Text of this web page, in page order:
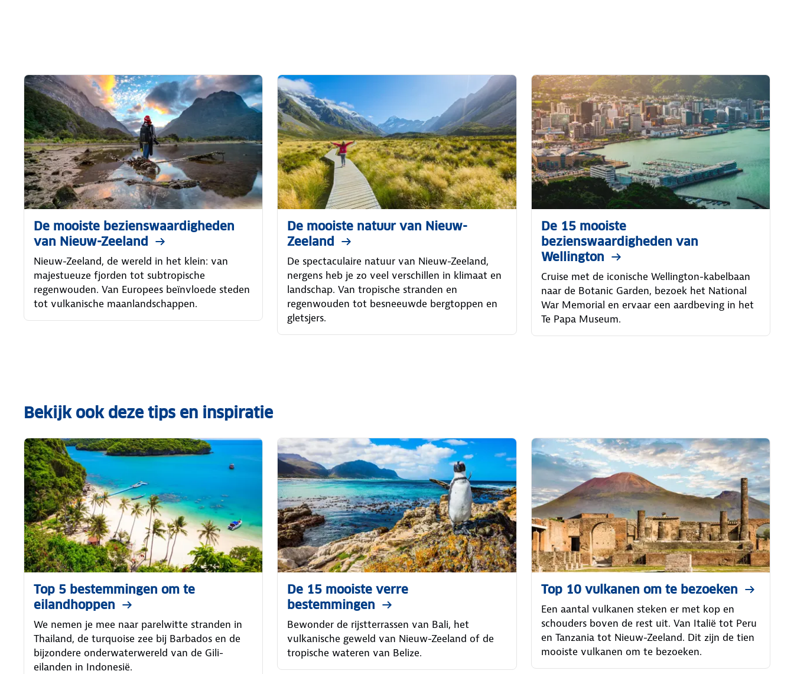
De mooiste bezienswaardigheden
van Nieuw-Zeeland
Nieuw-Zeeland, de wereld in het klein: van
majestueuze fjorden tot subtropische
regenwouden. Van Europees beïnvloede steden
tot vulkanische maanlandschappen.
De mooiste natuur van Nieuw-
Zeeland
De spectaculaire natuur van Nieuw-Zeeland,
nergens heb je zo veel verschillen in klimaat en
landschap. Van tropische stranden en
regenwouden tot besneeuwde bergtoppen en
gletsjers.
De 15 mooiste
bezienswaardigheden van
Wellington
Cruise met de iconische Wellington-kabelbaan
naar de Botanic Garden, bezoek het National
War Memorial en ervaar een aardbeving in het
Te Papa Museum.
Bekijk ook deze tips en inspiratie
Top 5 bestemmingen om te
eilandhoppen
We nemen je mee naar parelwitte stranden in
Thailand, de turquoise zee bij Barbados en de
bijzondere onderwaterwereld van de Gili-
eilanden in Indonesië.
De 15 mooiste verre
bestemmingen
Bewonder de rijstterrassen van Bali, het
vulkanische geweld van Nieuw-Zeeland of de
tropische wateren van Belize.
Top 10 vulkanen om te bezoeken
Een aantal vulkanen steken er met kop en
schouders boven de rest uit. Van Italië tot Peru
en Tanzania tot Nieuw-Zeeland. Dit zijn de tien
mooiste vulkanen om te bezoeken.